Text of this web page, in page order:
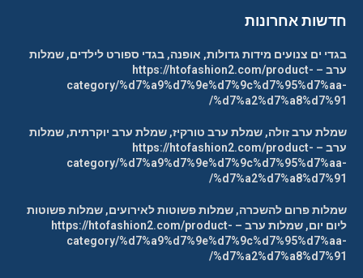
חדשות אחרונות
בגדי ים צנועים מידות גדולות, אופנה, בגדי ספורט לילדים, שמלות
ערב – https://htofashion2.com/product-
category/%d7%a9%d7%9e%d7%9c%d7%95%d7%aa-
%d7%a2%d7%a8%d7%91/
שמלת ערב זולה, שמלת ערב טורקיז, שמלת ערב יוקרתית, שמלות
ערב – https://htofashion2.com/product-
category/%d7%a9%d7%9e%d7%9c%d7%95%d7%aa-
%d7%a2%d7%a8%d7%91/
שמלות פרום להשכרה, שמלות פשוטות לאירועים, שמלות פשוטות
ליום יום, שמלות ערב – https://htofashion2.com/product-
category/%d7%a9%d7%9e%d7%9c%d7%95%d7%aa-
%d7%a2%d7%a8%d7%91/